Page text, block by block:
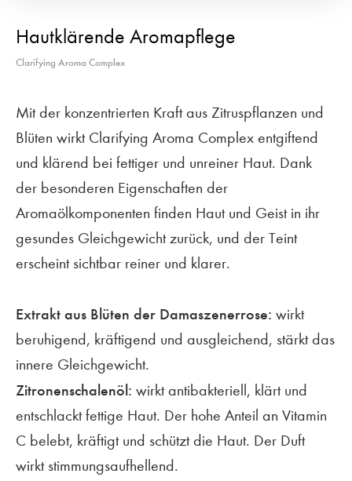
Hautklärende Aromapflege
Clarifying Aroma Complex
Mit der konzentrierten Kraft aus Zitruspflanzen und
Blüten wirkt Clarifying Aroma Complex entgiftend
und klärend bei fettiger und unreiner Haut. Dank
der besonderen Eigenschaften der
Aromaölkomponenten finden Haut und Geist in ihr
gesundes Gleichgewicht zurück, und der Teint
erscheint sichtbar reiner und klarer.
Extrakt aus Blüten der Damaszenerrose: wirkt
beruhigend, kräftigend und ausgleichend, stärkt das
innere Gleichgewicht.
Zitronenschalenöl: wirkt antibakteriell, klärt und
entschlackt fettige Haut. Der hohe Anteil an Vitamin
C belebt, kräftigt und schützt die Haut. Der Duft
wirkt stimmungsaufhellend.